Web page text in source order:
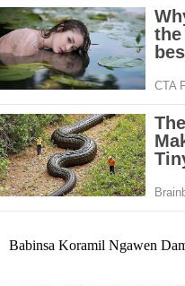
Babinsa Koramil Ngawen